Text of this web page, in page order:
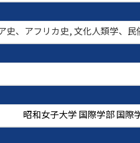
史、アフリカ史, 文化人類学、
昭和女子大学 国際学部 国際